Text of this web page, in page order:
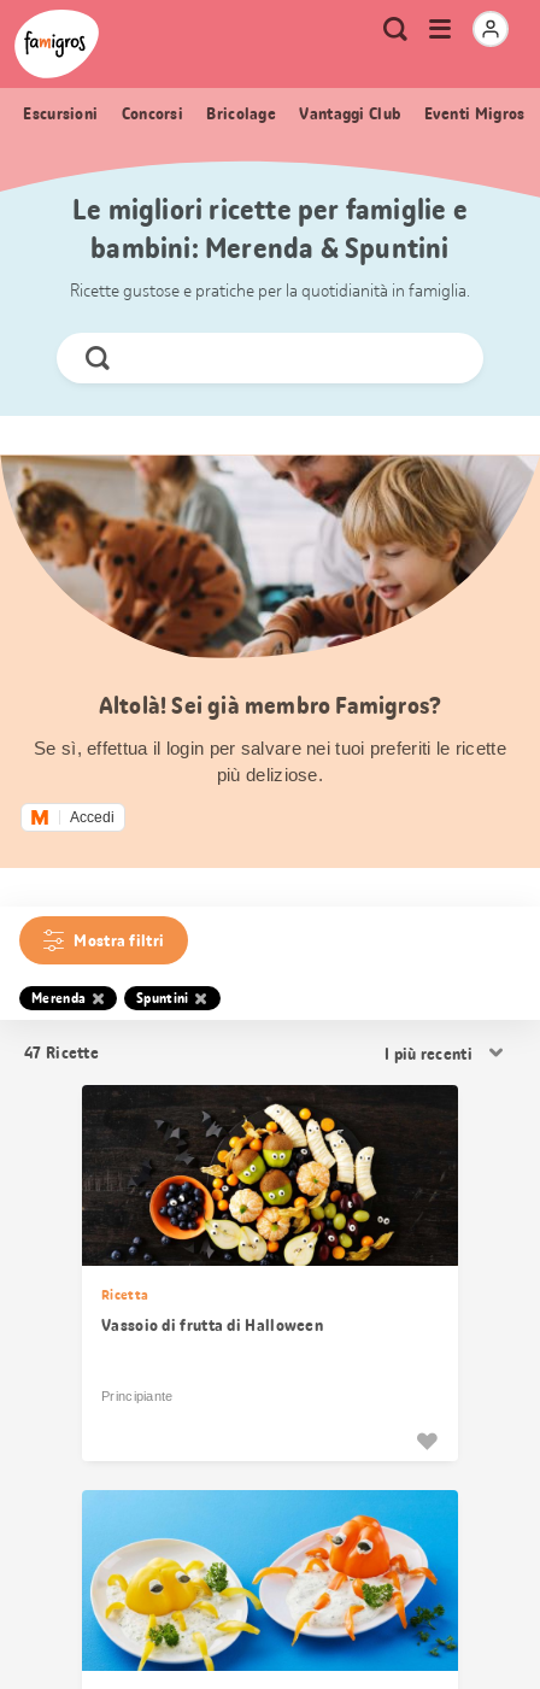
Navigazione
segnalibri
Header
Logo Metanavigazione
Ricerca
Apri
menu
Escursioni Concorsi Bricolage Vantaggi Club Eventi Migros
Le migliori ricette per famiglie e
bambini: Merenda & Spuntini
Ricette gustose e pratiche per la quotidianità in famiglia.
Cerca
ora
Altolà! Sei già membro Famigros?
Se sì, effettua il login per salvare nei tuoi preferiti le ricette
più deliziose.
Accedi
Mostra filtri
Merenda Spuntini
47 Ricette
i
risultati
Ricetta
Vassoio di frutta di Halloween
Principiante